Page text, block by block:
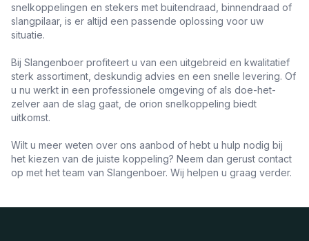
snelkoppelingen en stekers met buitendraad, binnendraad of
slangpilaar, is er altijd een passende oplossing voor uw
situatie.
Bij Slangenboer profiteert u van een uitgebreid en kwalitatief
sterk assortiment, deskundig advies en een snelle levering. Of
u nu werkt in een professionele omgeving of als doe-het-
zelver aan de slag gaat, de orion snelkoppeling biedt
uitkomst.
Wilt u meer weten over ons aanbod of hebt u hulp nodig bij
het kiezen van de juiste koppeling? Neem dan gerust contact
op met het team van Slangenboer. Wij helpen u graag verder.